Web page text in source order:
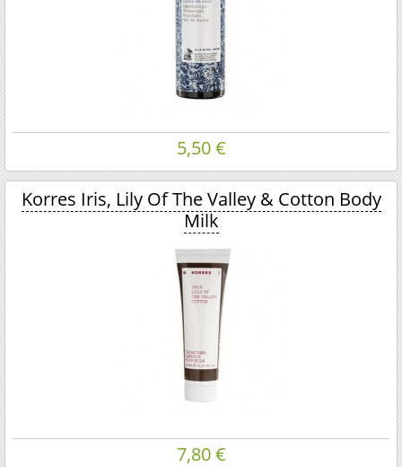
5,50 €
Korres Iris, Lily Of The Valley & Cotton Body
Milk
7,80 €